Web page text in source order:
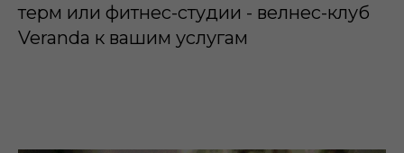
терм или фитнес-студии - велнес-клуб
Veranda к вашим услугам